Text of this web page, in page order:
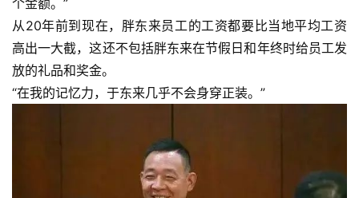
个金额。”
从20年前到现在，胖东来员工的工资都要比当地平均工资
高出一大截，这还不包括胖东来在节假日和年终时给员工发
放的礼品和奖金。
“在我的记忆力，于东来几乎不会身穿正装。”